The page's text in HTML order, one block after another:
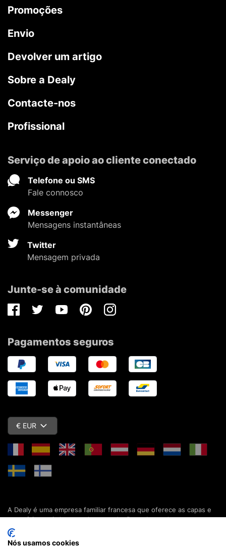
Promoções
Envio
Devolver um artigo
Sobre a Dealy
Contacte-nos
Profissional
Serviço de apoio ao cliente conectado
Telefone ou SMS
Fale connosco
Messenger
Mensagens instantâneas
Twitter
Mensagem privada
Junte-se à comunidade
FacebookTwitterYoutubePinterestInstagram
Pagamentos seguros
€ EUR
A Dealy é uma empresa familiar francesa que oferece as capas e
acessórios mais baratos do mercado. Descubra todas as nossas
colecções de capas, estojos, protecções de ecrã e acessórios
para o seu smartphone, tablet, computador ou relógio conectado.
Nós usamos cookies